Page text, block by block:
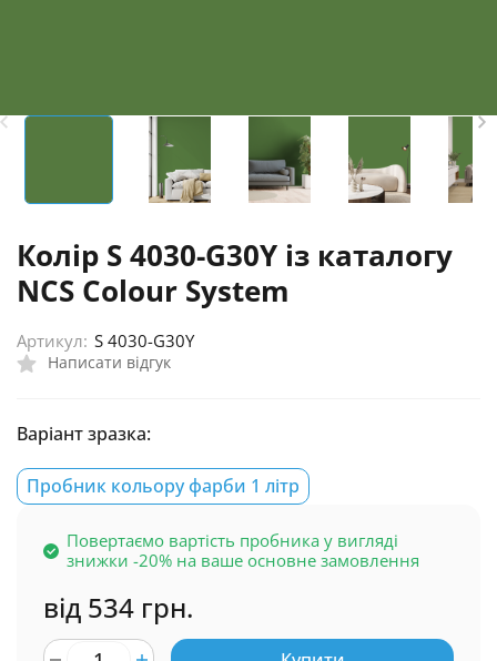
Колір S 4030-G30Y із каталогу
NCS Colour System
Написати відгук
Артикул: S 4030-G30Y
Варіант зразка:
Пробник кольору фарби 1 літр
Повертаємо вартість пробника у вигляді
знижки -20% на ваше основне замовлення
від 534 грн.